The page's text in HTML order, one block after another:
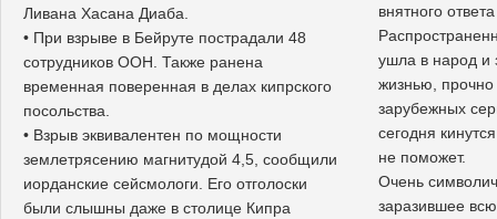
Ливана Хасана Диаба.
• При взрыве в Бейруте пострадали 48
сотрудников ООН. Также ранена
временная поверенная в делах кипрского
посольства.
• Взрыв эквивалентен по мощности
землетрясению магнитудой 4,5, сообщили
иорданские сейсмологи. Его отголоски
были слышны даже в столице Кипра
внятного
ушла в народ и
жизнью,
зарубежных
сегодня
не поможет.
Очень
заразившее